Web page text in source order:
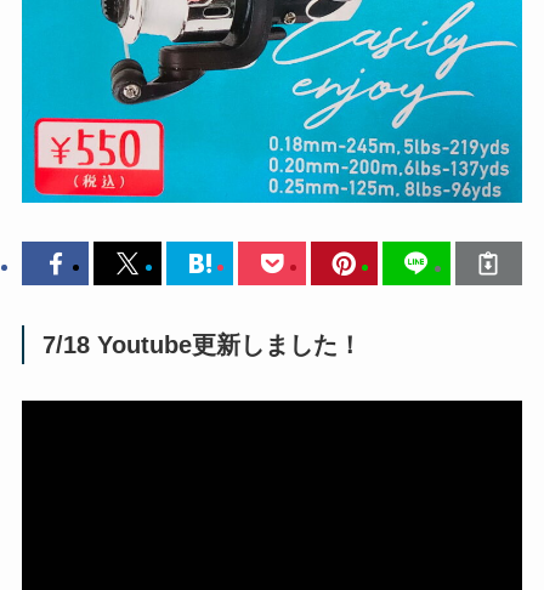
7/18 Youtube更新しました！